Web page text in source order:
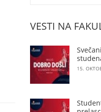
VESTI NA
15.